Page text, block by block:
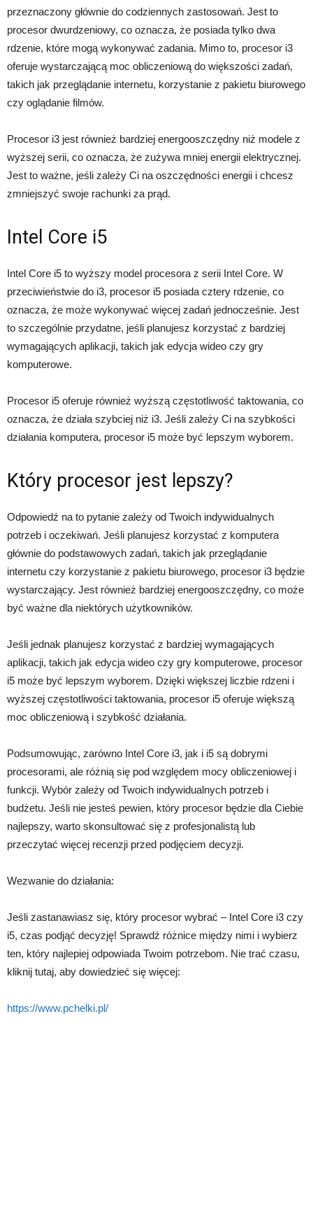
przeznaczony głównie do codziennych zastosowań. Jest to
procesor dwurdzeniowy, co oznacza, że posiada tylko dwa
rdzenie, które mogą wykonywać zadania. Mimo to, procesor i3
oferuje wystarczającą moc obliczeniową do większości zadań,
takich jak przeglądanie internetu, korzystanie z pakietu biurowego
czy oglądanie filmów.
Procesor i3 jest również bardziej energooszczędny niż modele z
wyższej serii, co oznacza, że zużywa mniej energii elektrycznej.
Jest to ważne, jeśli zależy Ci na oszczędności energii i chcesz
zmniejszyć swoje rachunki za prąd.
Intel Core i5
Intel Core i5 to wyższy model procesora z serii Intel Core. W
przeciwieństwie do i3, procesor i5 posiada cztery rdzenie, co
oznacza, że może wykonywać więcej zadań jednocześnie. Jest
to szczególnie przydatne, jeśli planujesz korzystać z bardziej
wymagających aplikacji, takich jak edycja wideo czy gry
komputerowe.
Procesor i5 oferuje również wyższą częstotliwość taktowania, co
oznacza, że działa szybciej niż i3. Jeśli zależy Ci na szybkości
działania komputera, procesor i5 może być lepszym wyborem.
Który procesor jest lepszy?
Odpowiedź na to pytanie zależy od Twoich indywidualnych
potrzeb i oczekiwań. Jeśli planujesz korzystać z komputera
głównie do podstawowych zadań, takich jak przeglądanie
internetu czy korzystanie z pakietu biurowego, procesor i3 będzie
wystarczający. Jest również bardziej energooszczędny, co może
być ważne dla niektórych użytkowników.
Jeśli jednak planujesz korzystać z bardziej wymagających
aplikacji, takich jak edycja wideo czy gry komputerowe, procesor
i5 może być lepszym wyborem. Dzięki większej liczbie rdzeni i
wyższej częstotliwości taktowania, procesor i5 oferuje większą
moc obliczeniową i szybkość działania.
Podsumowując, zarówno Intel Core i3, jak i i5 są dobrymi
procesorami, ale różnią się pod względem mocy obliczeniowej i
funkcji. Wybór zależy od Twoich indywidualnych potrzeb i
budżetu. Jeśli nie jesteś pewien, który procesor będzie dla Ciebie
najlepszy, warto skonsultować się z profesjonalistą lub
przeczytać więcej recenzji przed podjęciem decyzji.
Wezwanie do działania:
Jeśli zastanawiasz się, który procesor wybrać – Intel Core i3 czy
i5, czas podjąć decyzję! Sprawdź różnice między nimi i wybierz
ten, który najlepiej odpowiada Twoim potrzebom. Nie trać czasu,
kliknij tutaj, aby dowiedzieć się więcej:
https://www.pchelki.pl/